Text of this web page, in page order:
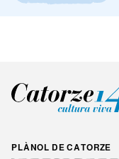
PLÀNOL DE CATORZE